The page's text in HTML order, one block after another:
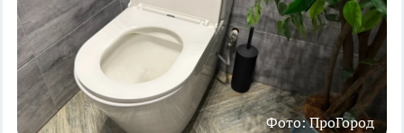
Фото: ПроГород